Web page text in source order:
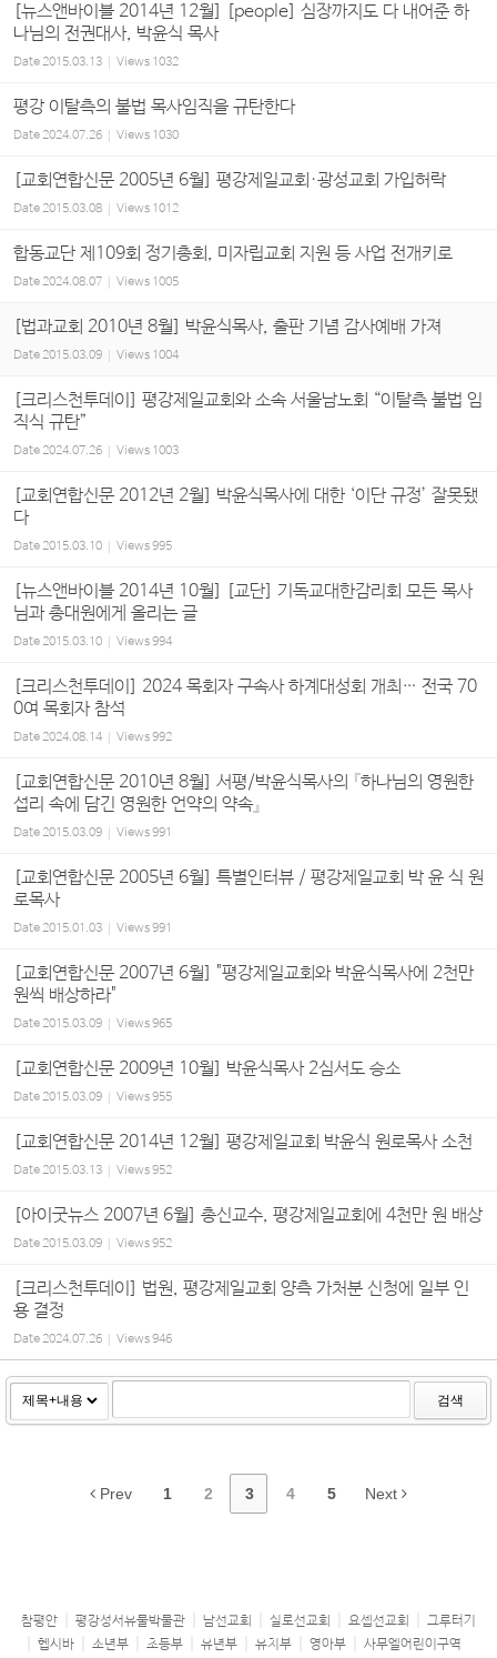
[뉴스앤바이블 2014년 12월] [people] 심장까지도 다 내어준 하
나님의 전권대사, 박윤식 목사
Date2015.03.13 Views 1032
평강 이탈측의 불법 목사임직을 규탄한다
Date2024.07.26 Views 1030
[교회연합신문 2005년 6월] 평강제일교회·광성교회 가입허락
Date2015.03.08 Views 1012
합동교단 제109회 정기총회, 미자립교회 지원 등 사업 전개키로
Date2024.08.07 Views 1005
[법과교회 2010년 8월] 박윤식목사, 출판 기념 감사예배 가져
Date 2015.03.09 Views 1004
[크리스천투데이] 평강제일교회와 소속 서울남노회 “이탈측 불법 임
직식 규탄”
Date2024.07.26 Views 1003
[교회연합신문 2012년 2월] 박윤식목사에 대한 ‘이단 규정’ 잘못됐
다
Date2015.03.10 Views995
[뉴스앤바이블 2014년 10월] [교단] 기독교대한감리회 모든 목사
님과 총대원에게 올리는 글
Date2015.03.10 Views994
[크리스천투데이] 2024 목회자 구속사 하계대성회 개최… 전국 70
0여 목회자 참석
Date2024.08.14 Views992
[교회연합신문 2010년 8월] 서평/박윤식목사의 『하나님의 영원한
섭리 속에 담긴 영원한 언약의 약속』
Date2015.03.09 Views991
[교회연합신문 2005년 6월] 특별인터뷰 / 평강제일교회 박 윤 식 원
로목사
Date2015.01.03 Views991
[교회연합신문 2007년 6월] "평강제일교회와 박윤식목사에 2천만
원씩 배상하라"
Date2015.03.09 Views965
[교회연합신문 2009년 10월] 박윤식목사 2심서도 승소
Date2015.03.09 Views955
[교회연합신문 2014년 12월] 평강제일교회 박윤식 원로목사 소천
Date2015.03.13 Views952
[아이굿뉴스 2007년 6월] 총신교수, 평강제일교회에 4천만 원 배상
Date2015.03.09 Views952
[크리스천투데이] 법원, 평강제일교회 양측 가처분 신청에 일부 인
용 결정
Date2024.07.26 Views946
검색
Prev 1 2 3 4 5 Next
참평안 평강성서유물박물관 남선교회 실로선교회 요셉선교회
그루터기
헵시바
소년부 초등부 유년부 유치부 영아부 사무엘어린이구역